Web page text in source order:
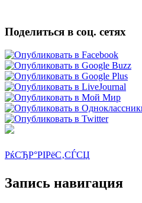
Поделиться в соц. сетях
РќСЂР°РІРёС‚СЃСЏ
Запись навигация